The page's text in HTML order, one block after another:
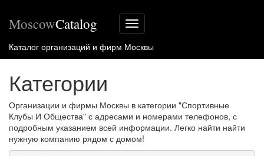
Меню
сайта
MoscowCatalog
Каталог организаций и фирм Москвы
Категории
Организации и фирмы Москвы в категории "Спортивные
Клубы И Общества" с адресами и номерами телефонов, с
подробным указанием всей информации. Легко найти найти
нужную компанию рядом с домом!